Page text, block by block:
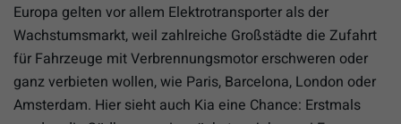
Europa gelten vor allem Elektrotransporter als der
Wachstumsmarkt, weil zahlreiche Großstädte die Zufahrt
für Fahrzeuge mit Verbrennungsmotor erschweren oder
ganz verbieten wollen, wie Paris, Barcelona, London oder
Amsterdam. Hier sieht auch Kia eine Chance: Erstmals